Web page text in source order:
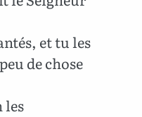
et tu les
de chose
les